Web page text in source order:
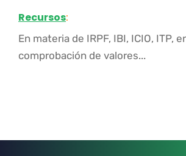
Recursos:
En materia de IRPF, IBI, ICIO, ITP,
comprobación de valores...